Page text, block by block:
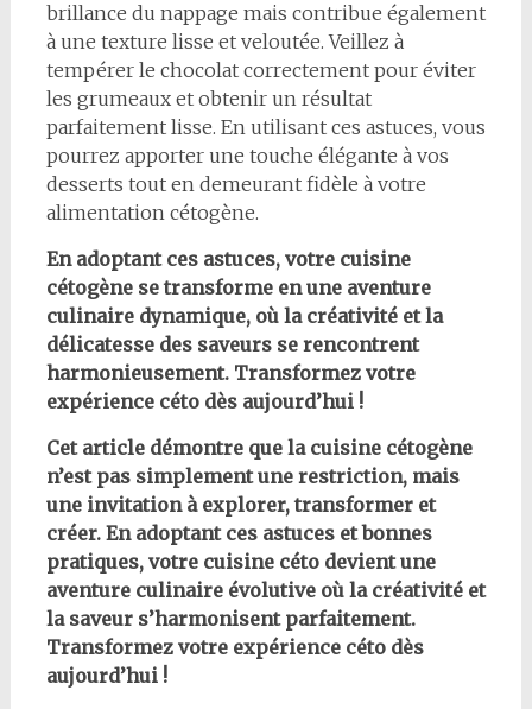
brillance du nappage mais contribue également
à une texture lisse et veloutée. Veillez à
tempérer le chocolat correctement pour éviter
les grumeaux et obtenir un résultat
parfaitement lisse. En utilisant ces astuces, vous
pourrez apporter une touche élégante à vos
desserts tout en demeurant fidèle à votre
alimentation cétogène.
En adoptant ces astuces, votre cuisine
cétogène se transforme en une aventure
culinaire dynamique, où la créativité et la
délicatesse des saveurs se rencontrent
harmonieusement. Transformez votre
expérience céto dès aujourd’hui !
Cet article démontre que la cuisine cétogène
n’est pas simplement une restriction, mais
une invitation à explorer, transformer et
créer. En adoptant ces astuces et bonnes
pratiques, votre cuisine céto devient une
aventure culinaire évolutive où la créativité et
la saveur s’harmonisent parfaitement.
Transformez votre expérience céto dès
aujourd’hui !